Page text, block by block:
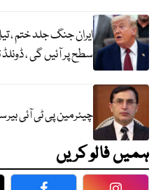
ایران جنگ جلد ختم ،
سطح پر آئیں گی ،
چیئرمین پی ٹی آئی
ہمیں فالو کریں